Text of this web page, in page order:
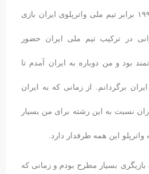
گفت: برای نخستین بار سال ۱۹۹۵ برابر تیم ملی واترپلوی ایران بازی
در ترکیب تیم ملی ایران حضور
بود و من دوباره به ایران آمدم تا
برگردانم. از زمانی که به ایران
نسبت به این رشته برای من بسیار
این همه طرفدار دارد.
بازیگری بسیار مطرح بودم و زمانی که